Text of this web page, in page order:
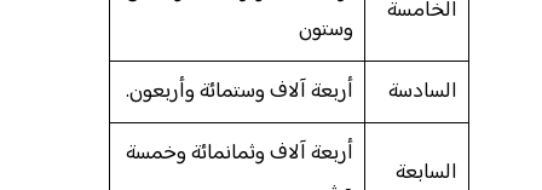
الخامسة
وستون
السادسة
أربعة آلاف وستمائة وأربعون.
السابعة
أربعة آلاف وثمانمائة وخمسة